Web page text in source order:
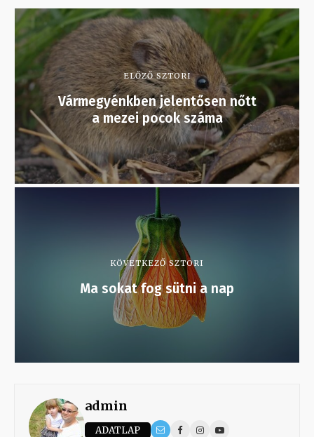
ELŐZŐ SZTORI
Vármegyénkben jelentősen nőtt
a mezei pocok száma
KÖVETKEZŐ SZTORI
Ma sokat fog sütni a nap
admin
ADATLAP